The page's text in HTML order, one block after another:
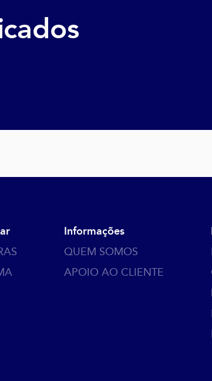
Informações
QUEM SOMOS
APOIO AO CLIENTE